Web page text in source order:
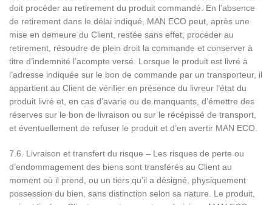
doit procéder au retirement du produit commandé. En l’absence
de retirement dans le délai indiqué, MAN ECO peut, après une
mise en demeure du Client, restée sans effet, procéder au
retirement, résoudre de plein droit la commande et conserver à
titre d’indemnité l’acompte versé. Lorsque le produit est livré à
l’adresse indiquée sur le bon de commande par un transporteur, il
appartient au Client de vérifier en présence du livreur l’état du
produit livré et, en cas d’avarie ou de manquants, d’émettre des
réserves sur le bon de livraison ou sur le récépissé de transport,
et éventuellement de refuser le produit et d’en avertir MAN ECO.
7.6. Livraison et transfert du risque – Les risques de perte ou
d’endommagement des biens sont transférés au Client au
moment où il prend, ou un tiers qu’il a désigné, physiquement
possession du bien, sans distinction selon sa nature. Le produit,